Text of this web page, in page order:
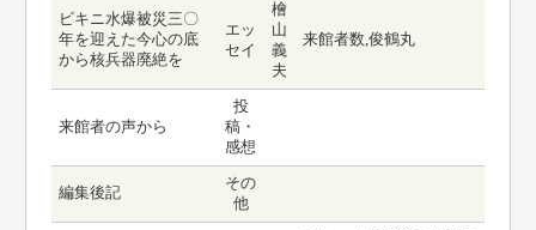
ビキニ水爆被災三〇
年を迎えた今心の底
から核兵器廃絶を
エッ
セイ
檜
山
義
夫
来館者数,俊鶴丸
来館者の声から
投
稿・
感想
編集後記
その
他